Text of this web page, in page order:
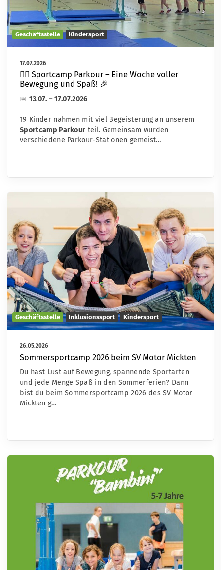
Geschäftsstelle Kindersport
17.07.2026
🤸‍♂️ Sportcamp Parkour – Eine Woche voller
Bewegung und Spaß! 🎉
📅 13.07. – 17.07.2026
19 Kinder nahmen mit viel Begeisterung an unserem
Sportcamp Parkour teil. Gemeinsam wurden
verschiedene Parkour-Stationen gemeist…
Geschäftsstelle Inklusionssport Kindersport
26.05.2026
Sommersportcamp 2026 beim SV Motor Mickten
Du hast Lust auf Bewegung, spannende Sportarten
und jede Menge Spaß in den Sommerferien? Dann
bist du beim Sommersportcamp 2026 des SV Motor
Mickten g…